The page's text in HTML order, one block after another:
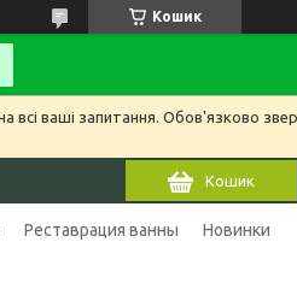
Кошик
всі ваші запитання. Обов'язково
Кошик
Реставрация ванны Новинки